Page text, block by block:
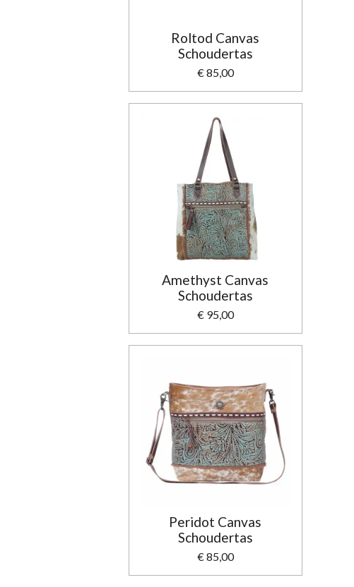
Roltod Canvas
Schoudertas
€ 85,00
Amethyst Canvas
Schoudertas
€ 95,00
Peridot Canvas
Schoudertas
€ 85,00